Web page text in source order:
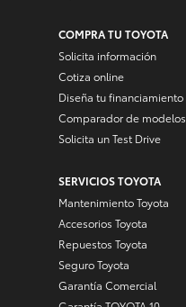
COMPRA TU TOYOTA
Solicita información
Cotiza online
Diseña tu financiamiento
Comparador de modelos
Solicita un Test Drive
SERVICIOS TOYOTA
Mantenimiento Toyota
Accesorios Toyota
Repuestos Toyota
Seguro Toyota
Garantía Comercial